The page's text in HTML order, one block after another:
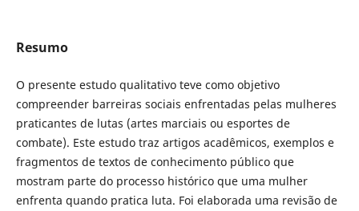
Resumo
O presente estudo qualitativo teve como objetivo
compreender barreiras sociais enfrentadas pelas mulheres
praticantes de lutas (artes marciais ou esportes de
combate). Este estudo traz artigos acadêmicos, exemplos e
fragmentos de textos de conhecimento público que
mostram parte do processo histórico que uma mulher
enfrenta quando pratica luta. Foi elaborada uma revisão de